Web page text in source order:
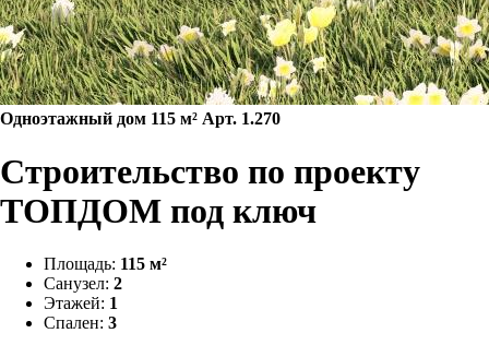
Одноэтажный дом 115 м² Арт. 1.270
Строительство по проекту
ТОПДОМ под ключ
Площадь: 115 м²
Санузел: 2
Этажей: 1
Спален: 3